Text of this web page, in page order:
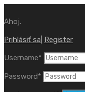
Ahoj.
Prihlásiť sa Register
Username*
Password*